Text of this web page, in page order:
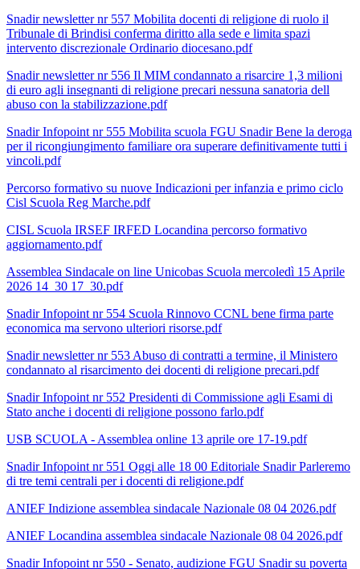
Snadir newsletter nr 557 Mobilita docenti di religione di ruolo il
Tribunale di Brindisi conferma diritto alla sede e limita spazi
intervento discrezionale Ordinario diocesano.pdf
Snadir newsletter nr 556 Il MIM condannato a risarcire 1,3 milioni
di euro agli insegnanti di religione precari nessuna sanatoria dell
abuso con la stabilizzazione.pdf
Snadir Infopoint nr 555 Mobilita scuola FGU Snadir Bene la deroga
per il ricongiungimento familiare ora superare definitivamente tutti i
vincoli.pdf
Percorso formativo su nuove Indicazioni per infanzia e primo ciclo
Cisl Scuola Reg Marche.pdf
CISL Scuola IRSEF IRFED Locandina percorso formativo
aggiornamento.pdf
Assemblea Sindacale on line Unicobas Scuola mercoledì 15 Aprile
2026 14_30 17_30.pdf
Snadir Infopoint nr 554 Scuola Rinnovo CCNL bene firma parte
economica ma servono ulteriori risorse.pdf
Snadir newsletter nr 553 Abuso di contratti a termine, il Ministero
condannato al risarcimento dei docenti di religione precari.pdf
Snadir Infopoint nr 552 Presidenti di Commissione agli Esami di
Stato anche i docenti di religione possono farlo.pdf
USB SCUOLA - Assemblea online 13 aprile ore 17-19.pdf
Snadir Infopoint nr 551 Oggi alle 18 00 Editoriale Snadir Parleremo
di tre temi centrali per i docenti di religione.pdf
ANIEF Indizione assemblea sindacale Nazionale 08 04 2026.pdf
ANIEF Locandina assemblea sindacale Nazionale 08 04 2026.pdf
Snadir Infopoint nr 550 - Senato, audizione FGU Snadir su poverta